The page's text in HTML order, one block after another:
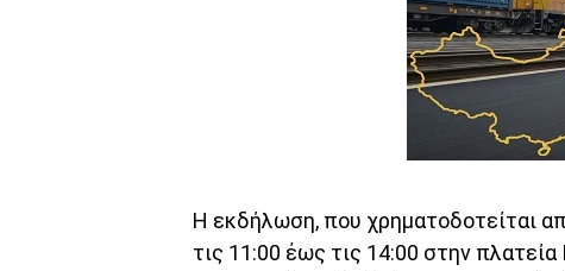
Η εκδήλωση, που χρηματοδοτείται
τις 11:00 έως τις 14:00 στην